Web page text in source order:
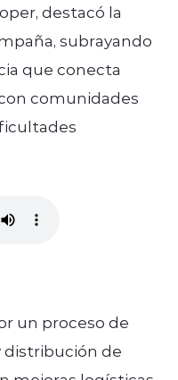
destacó la
subrayando
que conecta
comunidades
un proceso de
distribución de